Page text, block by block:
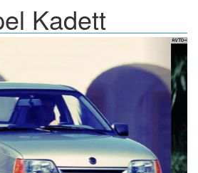
Kadett